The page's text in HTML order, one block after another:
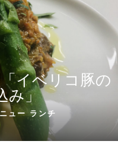
イベリコ豚の
み」
ュー ランチ